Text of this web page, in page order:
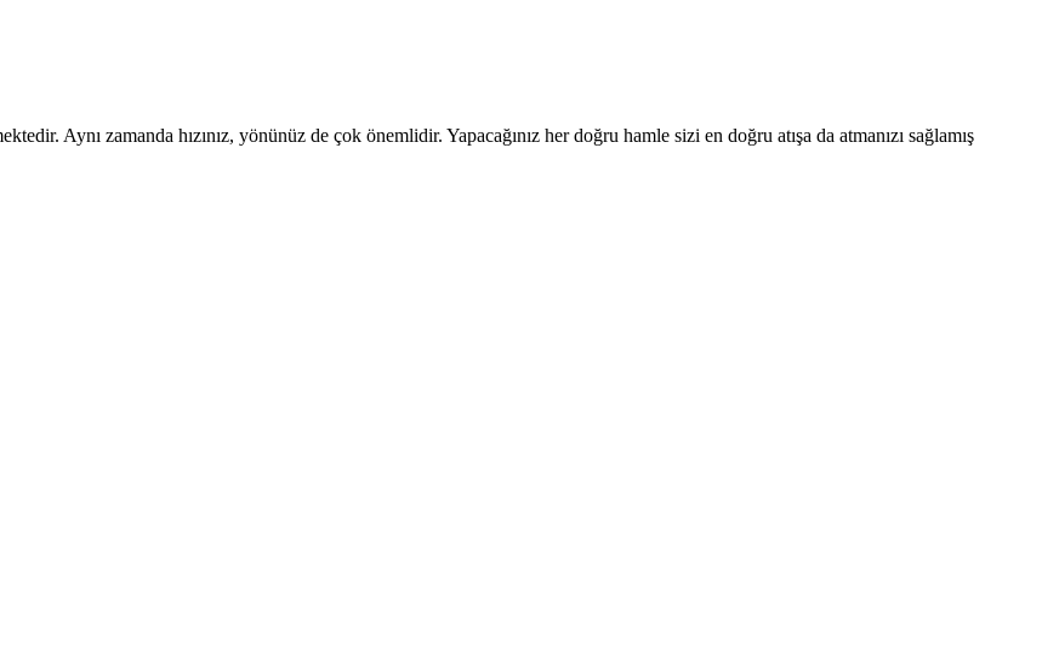
Aynı zamanda hızınız, yönünüz de çok önemlidir. Yapacağınız her doğru hamle sizi en doğru atışa da atmanızı sağlamış